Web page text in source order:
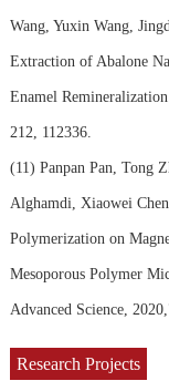
Wang, Yuxin Wang,
Extraction of Abalone
Enamel
212, 112336.
(11) Panpan Pan, Tong
Alghamdi, Xiaowei
Polymerization on
Mesoporous Polymer
Advanced Science,
Research Projects